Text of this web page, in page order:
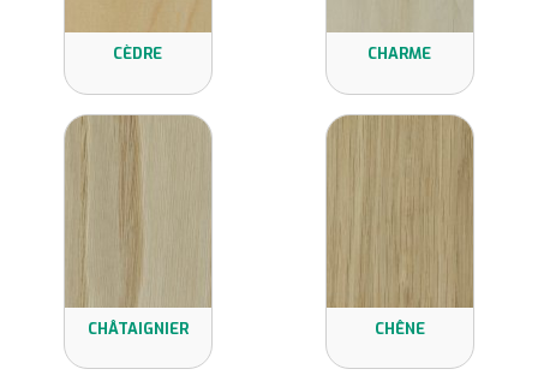
CÈDRE CHARME
CHÂTAIGNIER CHÊNE